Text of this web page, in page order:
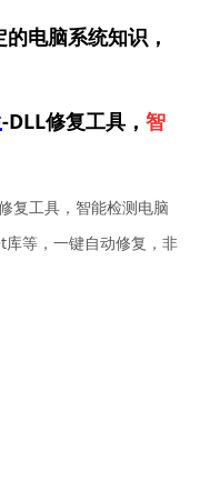
电脑系统知识，
-DLL修复工具， 智
复工具，智能检测电脑
库等，一键自动修复，非